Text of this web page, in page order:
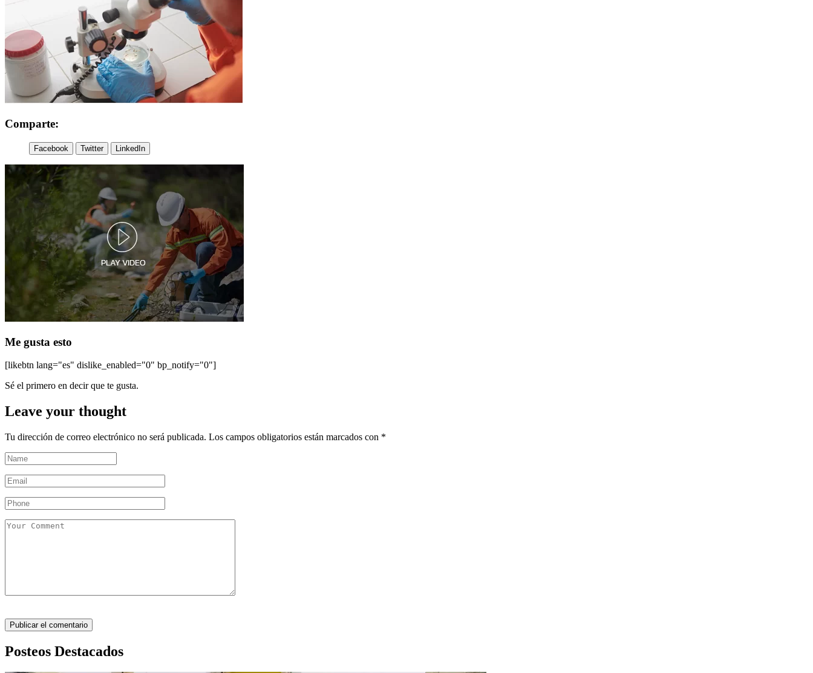
Comparte:
Facebook Twitter LinkedIn
Me gusta esto
[likebtn lang="es" dislike_enabled="0" bp_notify="0"]
Sé el primero en decir que te gusta.
Leave your thought
Tu dirección de correo electrónico no será publicada. Los campos obligatorios están marcados con *
Posteos Destacados